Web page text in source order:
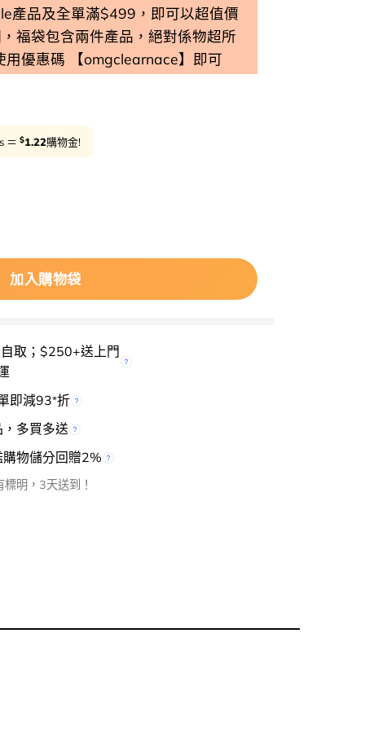
產品及全單滿$499，即可以超值價
福袋包含兩件產品，絕對係物超所
用優惠碼 【omgclearnace】即可
＝ $1.22購物金!
Cleansing Oil 天然草本深層潔淨卸妝油 – 200ml
加入購物袋
取；$250+送上門
即減93*折
多買多送
物儲分回贈2%
明，3天送到！